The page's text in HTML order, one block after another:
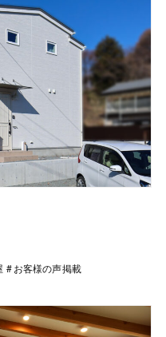
お客様の声掲載